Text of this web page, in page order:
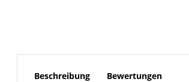
Beschreibung Bewertungen